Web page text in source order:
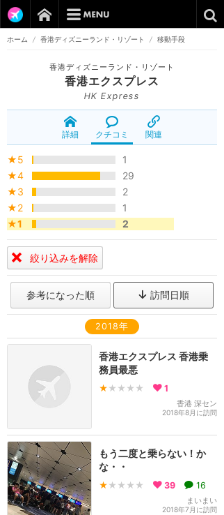
ホーム / 香港ディズニーランド・リゾート / 移動手段
香港ディズニーランド・リゾート
香港エクスプレス
HK Express
詳細 クチコミ 関連
★5
1
★4
29
★3
2
★2
1
★1
2
絞り込みを解除
参考になった順 訪問日順
2018年
香港エクスプレス 香港乗
務員最悪
★ ★★★★ 1
香港 深セン
2018年8月に訪問
もう二度と乗らない！か
な・・
★ ★★★★ 39 16
まいまい
2018年7月に訪問